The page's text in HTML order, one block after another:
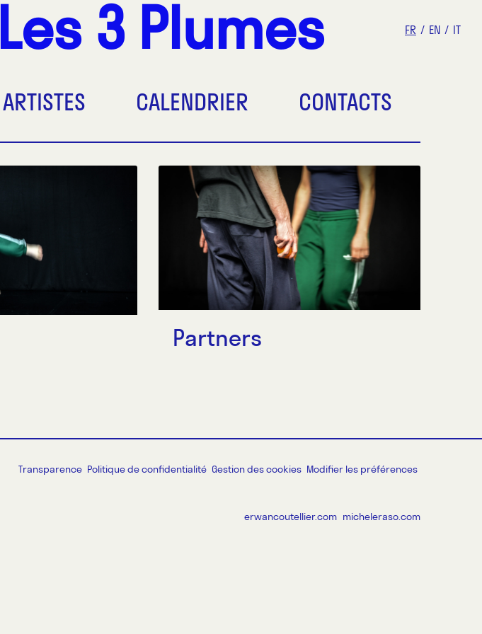
FR EN IT
Les 3 Plumes
ARTISTES CALENDRIER CONTACTS
Partners
Transparence Politique de confidentialité Gestion des cookies Modifier les préférences
erwancoutellier.com micheleraso.com